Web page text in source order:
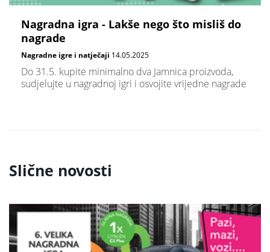
Nagradna igra - Lakše nego što misliš do
nagrade
Nagradne igre i natječaji 14.05.2025
Do 31.5. kupite minimalno dva Jamnica proizvoda,
sudjelujte u nagradnoj igri i osvojite vrijedne nagrade
Slične novosti